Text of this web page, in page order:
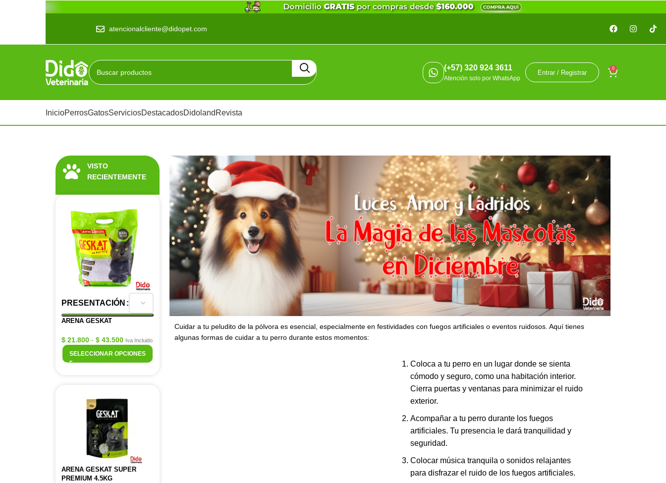
atencionalcliente@didopet.com
(+57) 320 924 3611
Atención solo por WhatsApp
Entrar / Registrar
0
InicioPerrosGatosServiciosDestacadosDidoland Revista
VISTO
RECIENTEMENTE
PRESENTACIÓN
ARENA GESKAT
$ 21.800 - $ 43.500 Iva Incluido
SELECCIONAR OPCIONES
ARENA GESKAT SUPER
PREMIUM 4.5KG
Cuidar a tu peludito de la pólvora es esencial, especialmente en festividades con fuegos artificiales o eventos ruidosos. Aquí tienes
algunas formas de cuidar a tu perro durante estos momentos:
Coloca a tu perro en un lugar donde se sienta
cómodo y seguro, como una habitación interior.
Cierra puertas y ventanas para minimizar el ruido
exterior.
Acompañar a tu perro durante los fuegos
artificiales. Tu presencia le dará tranquilidad y
seguridad.
Colocar música tranquila o sonidos relajantes
para disfrazar el ruido de los fuegos artificiales.